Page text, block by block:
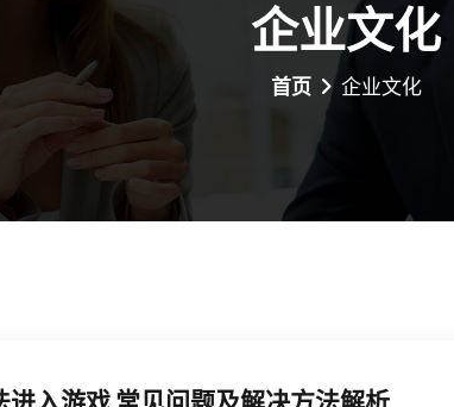
企业文化
首页 企业文化
入游戏 常见问题及解决方法解析